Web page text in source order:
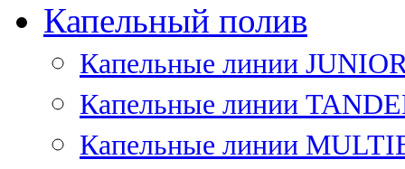
Капельный полив
Капельные линии
Капельные линии
Капельные линии